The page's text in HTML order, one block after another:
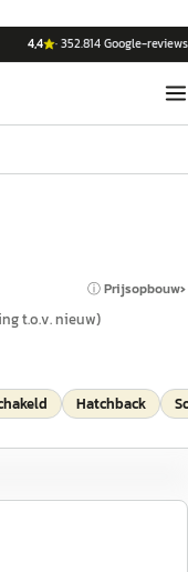
4,4 ·352.814Google-reviews
ⓘ Prijsopbouw
t.o.v. nieuw)
Hatchback